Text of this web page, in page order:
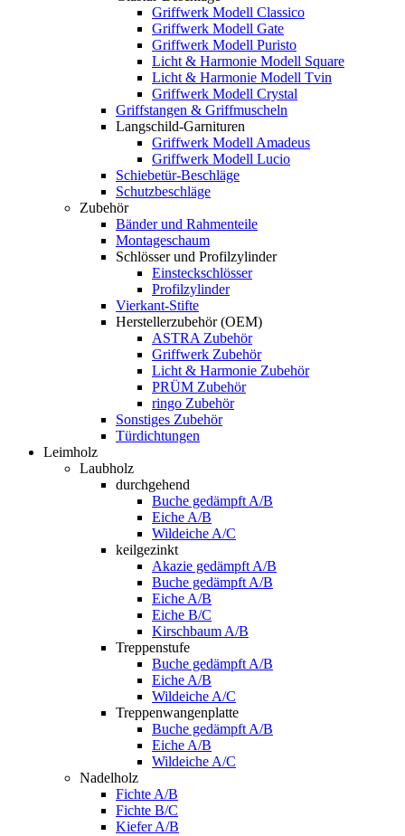
Griffwerk Modell Classico
Griffwerk Modell Gate
Griffwerk Modell Puristo
Licht & Harmonie Modell Square
Licht & Harmonie Modell Tvin
Griffwerk Modell Crystal
Griffstangen & Griffmuscheln
Langschild-Garnituren
Griffwerk Modell Amadeus
Griffwerk Modell Lucio
Schiebetür-Beschläge
Schutzbeschläge
Zubehör
Bänder und Rahmenteile
Montageschaum
Schlösser und Profilzylinder
Einsteckschlösser
Profilzylinder
Vierkant-Stifte
Herstellerzubehör (OEM)
ASTRA Zubehör
Griffwerk Zubehör
Licht & Harmonie Zubehör
PRÜM Zubehör
ringo Zubehör
Sonstiges Zubehör
Türdichtungen
Leimholz
Laubholz
durchgehend
Buche gedämpft A/B
Eiche A/B
Wildeiche A/C
keilgezinkt
Akazie gedämpft A/B
Buche gedämpft A/B
Eiche A/B
Eiche B/C
Kirschbaum A/B
Treppenstufe
Buche gedämpft A/B
Eiche A/B
Wildeiche A/C
Treppenwangenplatte
Buche gedämpft A/B
Eiche A/B
Wildeiche A/C
Nadelholz
Fichte A/B
Fichte B/C
Kiefer A/B